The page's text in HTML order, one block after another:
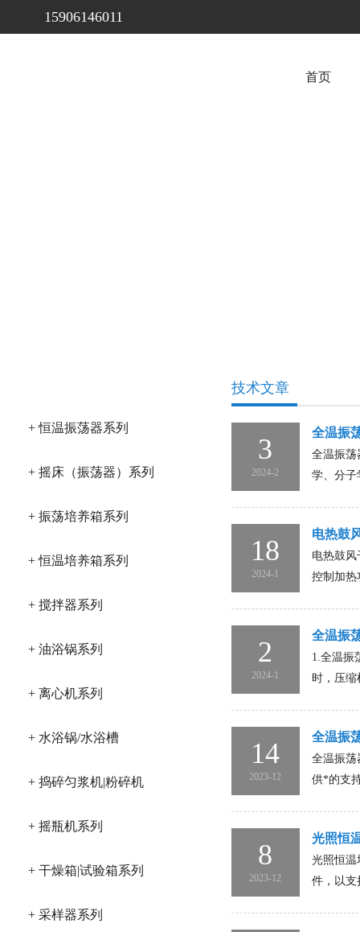
15906146011
首页
+ 恒温振荡器系列
+ 摇床（振荡器）系列
+ 振荡培养箱系列
+ 恒温培养箱系列
+ 搅拌器系列
+ 油浴锅系列
+ 离心机系列
+ 水浴锅/水浴槽
+ 捣碎匀浆机|粉碎机
+ 摇瓶机系列
+ 干燥箱|试验箱系列
+ 采样器系列
技术文章
3
2024-2
全温振
全温振荡
学、分子
18
2024-1
电热鼓
电热鼓
控制加热
2
2024-1
全温振
1.全温振
时，压
14
2023-12
全温振
全温振荡
供*的支
8
2023-12
光照恒
光照恒温
件，以支